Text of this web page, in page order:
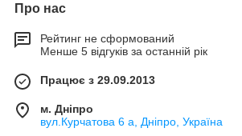
Про нас
Рейтинг не сформований
Менше 5 відгуків за останній рік
Працює з 29.09.2013
м. Дніпро
вул.Курчатова 6 а, Дніпро, Україна